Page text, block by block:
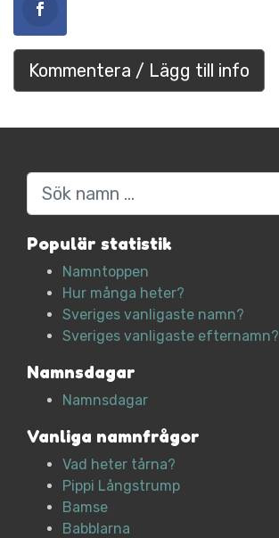
Kommentera / Lägg till info
Sök
Populär statistik
Namntoppen
Hur många heter?
Sveriges vanligaste namn?
Sveriges vanligaste efternamn?
Namnsdagar
Namnsdagar
Vanliga namnfrågor
Vad heter tårna?
Pippi Långstrump
Bamse
Babblarna